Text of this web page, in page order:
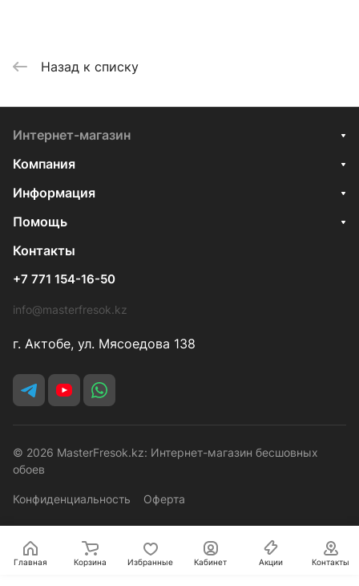
Назад к списку
Интернет-магазин
Компания
Информация
Помощь
Контакты
+7 771 154-16-50
info@masterfresok.kz
г. Актобе, ул. Мясоедова 138
© 2026 MasterFresok.kz: Интернет-магазин бесшовных
обоев
Конфиденциальность Оферта
Главная Корзина Избранные Кабинет Акции Контакты